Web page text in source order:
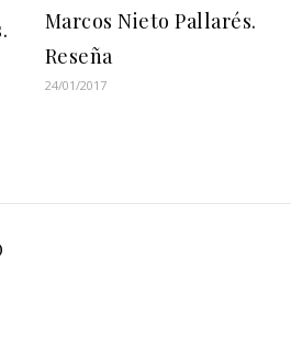
Marcos Nieto Pallarés.
Reseña
24/01/2017